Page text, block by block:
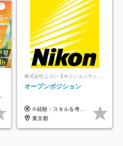
オープンポジション
※経験・スキルを考慮の上、決定します。
東京都